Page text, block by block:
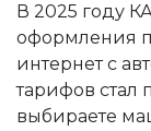
В 2025 году
оформления
интернет с
тарифов стал
выбираете